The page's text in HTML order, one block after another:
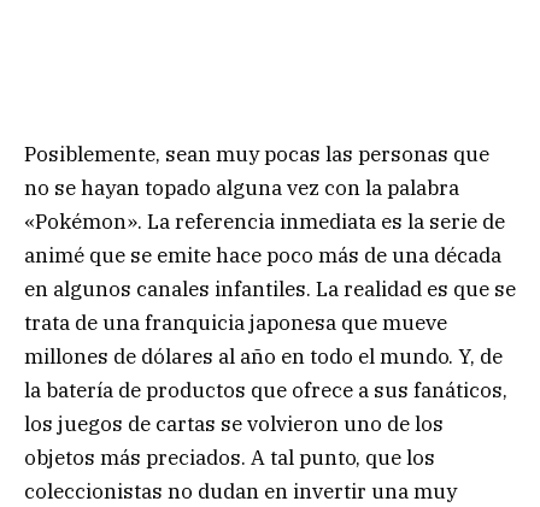
Posiblemente, sean muy pocas las personas que
no se hayan topado alguna vez con la palabra
«Pokémon». La referencia inmediata es la serie de
animé que se emite hace poco más de una década
en algunos canales infantiles. La realidad es que se
trata de una franquicia japonesa que mueve
millones de dólares al año en todo el mundo. Y, de
la batería de productos que ofrece a sus fanáticos,
los juegos de cartas se volvieron uno de los
objetos más preciados. A tal punto, que los
coleccionistas no dudan en invertir una muy